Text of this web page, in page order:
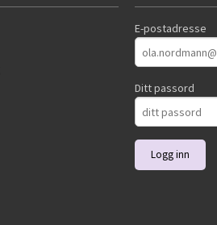
E-postadresse
Ditt passord